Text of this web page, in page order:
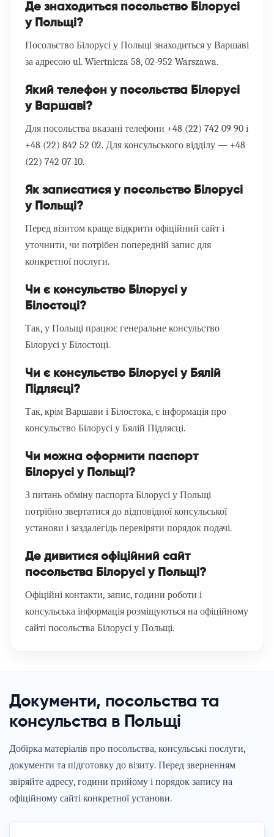
Де знаходиться посольство Білорусі
у Польщі?
Посольство Білорусі у Польщі знаходиться у Варшаві
за адресою ul. Wiertnicza 58, 02-952 Warszawa.
Який телефон у посольства Білорусі
у Варшаві?
Для посольства вказані телефони +48 (22) 742 09 90 і
+48 (22) 842 52 02. Для консульського відділу — +48
(22) 742 07 10.
Як записатися у посольство Білорусі
у Польщі?
Перед візитом краще відкрити офіційний сайт і
уточнити, чи потрібен попередній запис для
конкретної послуги.
Чи є консульство Білорусі у
Білостоці?
Так, у Польщі працює генеральне консульство
Білорусі у Білостоці.
Чи є консульство Білорусі у Бялій
Підлясці?
Так, крім Варшави і Білостока, є інформація про
консульство Білорусі у Бялій Підлясці.
Чи можна оформити паспорт
Білорусі у Польщі?
З питань обміну паспорта Білорусі у Польщі
потрібно звертатися до відповідної консульської
установи і заздалегідь перевіряти порядок подачі.
Де дивитися офіційний сайт
посольства Білорусі у Польщі?
Офіційні контакти, запис, години роботи і
консульська інформація розміщуються на офіційному
сайті посольства Білорусі у Польщі.
Документи, посольства та
консульства в Польщі
Добірка матеріалів про посольства, консульські послуги,
документи та підготовку до візиту. Перед зверненням
звіряйте адресу, години прийому і порядок запису на
офіційному сайті конкретної установи.